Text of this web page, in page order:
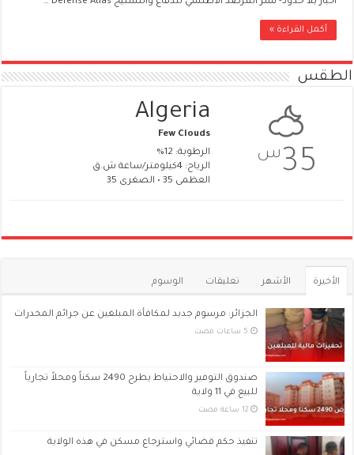
أكمل القراءة »
الطقس
35 س
Algeria
Few Clouds
الرطوبة: 12%
الرياح: 4كيلومتر/ساعة ش.ق
العظمى 35 • الصغرى 35
الأخيرة الأشهر تعليقات الوسوم
الجزائر: مرسوم جديد لمكافأة المبلغين عن جرائم المخدرات
صندوق التوفير والاحتياط يطرح 2490 سكناً ومحلاً تجارياً
للبيع في 11 ولاية
‏12 ساعة مضت
تنفيذ حكم قضائي واسترجاع مسكن في هذه الولاية